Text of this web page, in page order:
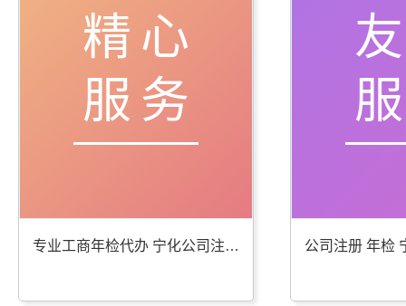
精心
服务
专业工商年检代办 宁化公司注册服务优